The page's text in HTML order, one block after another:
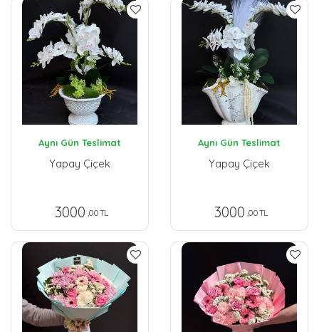
Aynı Gün Teslimat
Yapay Çiçek
3000 ,00 TL
Aynı Gün Teslimat
Yapay Çiçek
3000 ,00 TL